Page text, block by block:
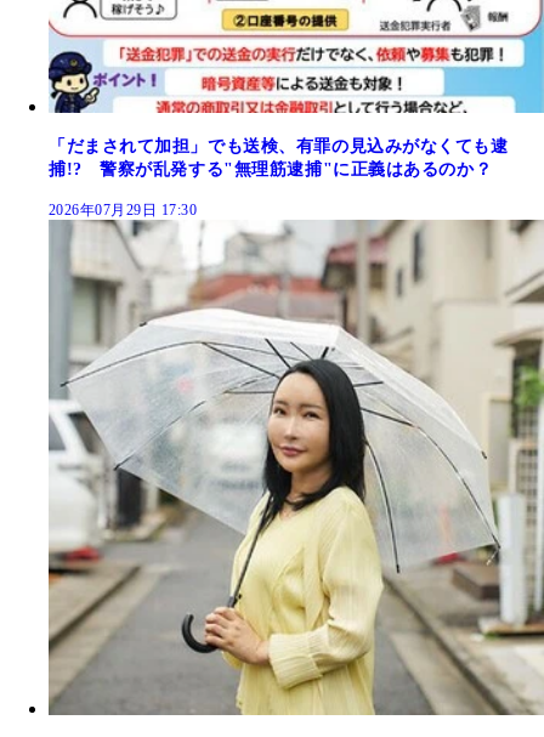
「だまされて加担」でも送検、有罪の見込みがなくても逮
捕!? 警察が乱発する"無理筋逮捕"に正義はあるのか？
2026年07月29日 17:30